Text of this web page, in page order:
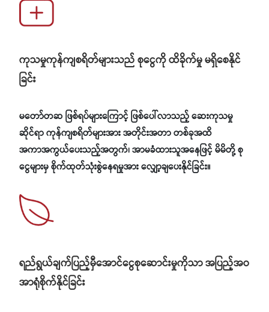
ကုသမှုကုန်ကျစရိတ်များသည် စုငွေကို ထိခိုက်မှု မရှိစေနိုင်
ခြင်း
မတော်တဆ ဖြစ်ရပ်များကြောင့် ဖြစ်ပေါ်လာသည့် ဆေးကုသမှု
ဆိုင်ရာ ကုန်ကျစရိတ်များအား အတိုင်းအတာ တစ်ခုအထိ
အကာအကွယ်ပေးသည့်အတွက်၊ အာမခံထားသူအနေဖြင့် မိမိတို့ စု
ငွေများမှ စိုက်ထုတ်သုံးစွဲနေရမှုအား လျှော့ချပေးနိုင်ခြင်း။
ရည်ရွယ်ချက်ပြည့်မှီအောင်ငွေစုဆောင်းမှုကိုသာ အပြည့်အဝ
အာရုံစိုက်နိုင်ခြင်း